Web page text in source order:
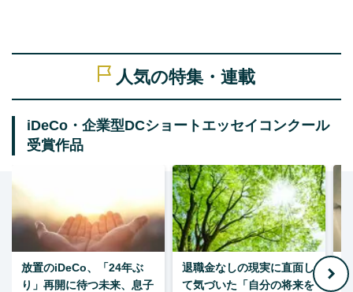
人気の特集・連載
iDeCo・企業型DCショートエッセイコンクール
受賞作品
放置のiDeCo、「24年ぶ
り」再開に待つ未来、息子
退職金なしの現実に直面し
て気づいた「自分の将来を